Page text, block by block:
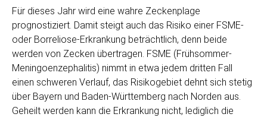
Für dieses Jahr wird eine wahre Zeckenplage
prognostiziert. Damit steigt auch das Risiko einer FSME-
oder Borreliose-Erkrankung beträchtlich, denn beide
werden von Zecken übertragen. FSME (Frühsommer-
Meningoenzephalitis) nimmt in etwa jedem dritten Fall
einen schweren Verlauf, das Risikogebiet dehnt sich stetig
über Bayern und Baden-Württemberg nach Norden aus.
Geheilt werden kann die Erkrankung nicht, lediglich die